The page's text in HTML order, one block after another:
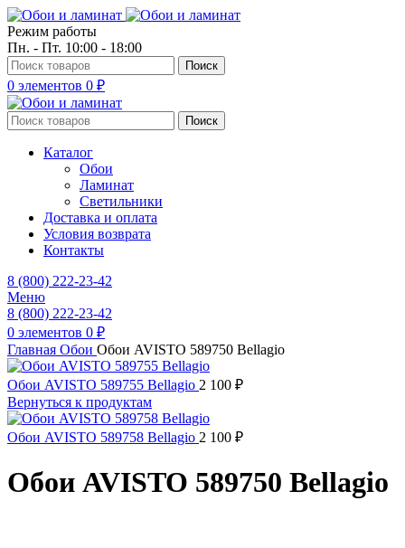
Режим работы
Пн. - Пт. 10:00 - 18:00
Поиск
0 элементов 0 ₽
Поиск
Каталог
Обои
Ламинат
Светильники
Доставка и оплата
Условия возврата
Контакты
8 (800) 222-23-42
Меню
8 (800) 222-23-42
0 элементов 0 ₽
Главная Обои Обои AVISTO 589750 Bellagio
Обои AVISTO 589755 Bellagio 2 100 ₽
Вернуться к продуктам
Обои AVISTO 589758 Bellagio 2 100 ₽
Обои AVISTO 589750 Bellagio